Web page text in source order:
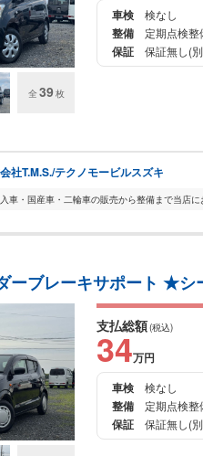
全 39枚
車検
検なし
整備 定期点検整
保証 保証無し(
社T.M.S./テクノモービルスズキ
ーブレーキサポート ★
支払総額(税込)
34万円
車検
検なし
整備 定期点検整
保証 保証無し(